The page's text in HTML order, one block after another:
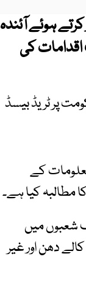
ہوئے آئندہ
کی
پر ٹریڈ بیسڈ
کے
مطالبہ کیا ہے۔
شعبوں میں
دھن اور غیر